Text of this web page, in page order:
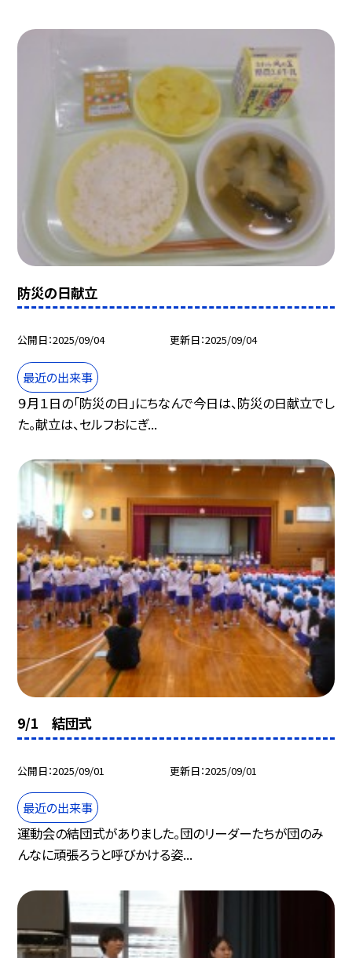
防災の日献立
公開日 2025/09/04 更新日 2025/09/04
最近の出来事
９月１日の「防災の日」にちなんで今日は、防災の日献立でし
た。献立は、セルフおにぎ...
9/1 結団式
公開日 2025/09/01 更新日 2025/09/01
最近の出来事
運動会の結団式がありました。団のリーダーたちが団のみ
んなに頑張ろうと呼びかける姿...